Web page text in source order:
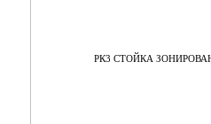
РК3 СТОЙКА